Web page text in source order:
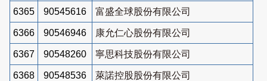
6365 90545616 富盛全球股份有限公司
6366 90546946 康允仁心股份有限公司
6367 90548260 寧思科技股份有限公司
6368 90548536 萊諾控股股份有限公司